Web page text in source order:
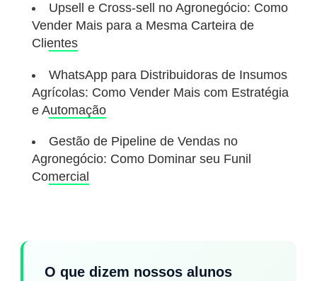
Upsell e Cross-sell no Agronegócio: Como
Vender Mais para a Mesma Carteira de
Clientes
WhatsApp para Distribuidoras de Insumos
Agrícolas: Como Vender Mais com Estratégia
e Automação
Gestão de Pipeline de Vendas no
Agronegócio: Como Dominar seu Funil
Comercial
O que dizem nossos alunos